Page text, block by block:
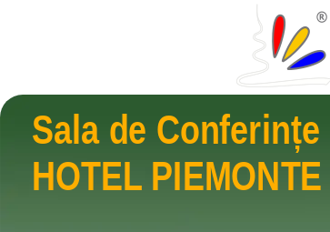
Sala de Conferințe
HOTEL PIEMONTE